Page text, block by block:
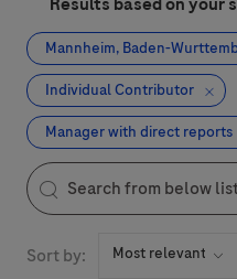
Mannheim, Baden-
Individual Contributor
Manager with direct reports
the results are updated
Search from below list
Sort by: